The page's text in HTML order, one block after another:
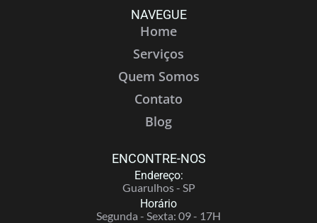
NAVEGUE
Home
Serviços
Quem Somos
Contato
Blog
ENCONTRE-NOS
Endereço:
Guarulhos - SP
Horário
Segunda - Sexta: 09 - 17H